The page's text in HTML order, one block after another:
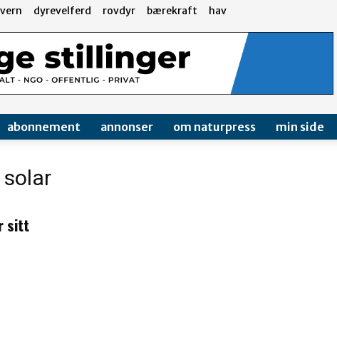
dyrevelferd rovdyr bærekraft hav
abonnement annonser om naturpress min side
sitt